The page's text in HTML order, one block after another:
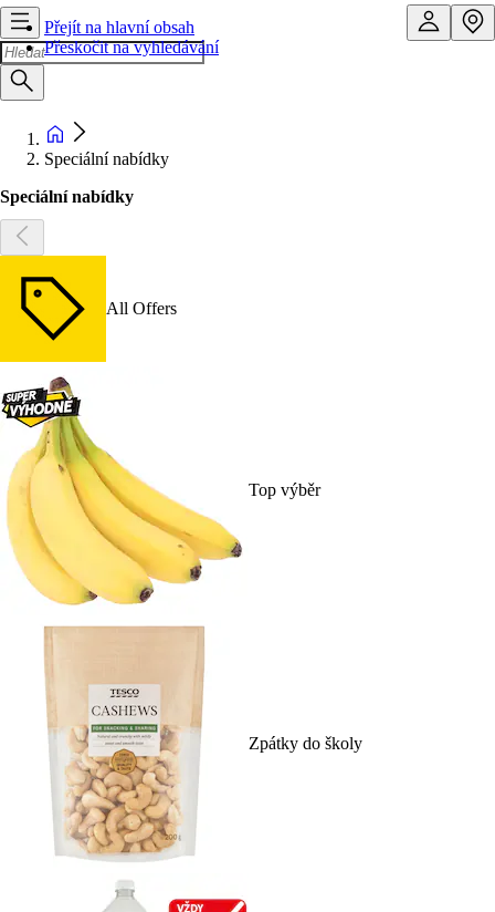
Přejít na hlavní obsah
Přeskočit na vyhledávání
Speciální nabídky
Speciální nabídky
All Offers
Top výběr
Zpátky do školy